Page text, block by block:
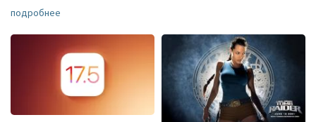
подробнее